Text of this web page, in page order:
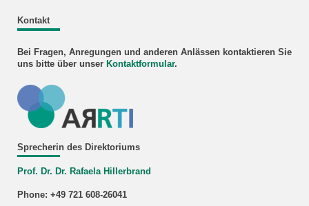
Kontakt
Bei Fragen, Anregungen und anderen Anlässen kontaktieren Sie
uns bitte über unser Kontaktformular.
Sprecherin des Direktoriums
Prof. Dr. Dr. Rafaela Hillerbrand
Phone: +49 721 608-26041